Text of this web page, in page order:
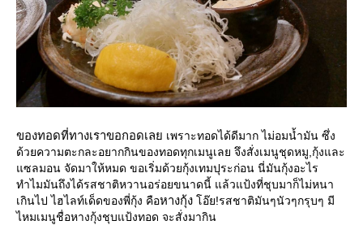
ของทอดที่ทางเราขอกอดเล เพราะทอดได้ดีมาก ไม่อมน้ำมัน ซึ่ง
ด้วยความตะกละอยากกินของทอดทุกเมนูเลย จึงสั่งเมนูชุดหมู,กุ้งและ
ซลมอน จัดมาให้หมด ขอเริ่มด้วยกุ้งเทมปุระก่อน นี่มันกุ้งอะไร
ทำไมมันถึงได้รสชาติหวานอร่อยขนาดนี้ แล้วแป้งที่ชุบมาก็ไม่หนา
เกินไป ไฮไลท์เด็ดของพี่กุ้ง คือหางกุ้ง อ๊ย!รสชาติมันๆนัวๆกรุบๆ มี
ไหมเมนูชื่อหางกุ้งชุบแป้งทอด จะสั่งมากิน